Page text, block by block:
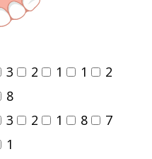
3 2 1 1
2
8
3 2 1 8
7
1